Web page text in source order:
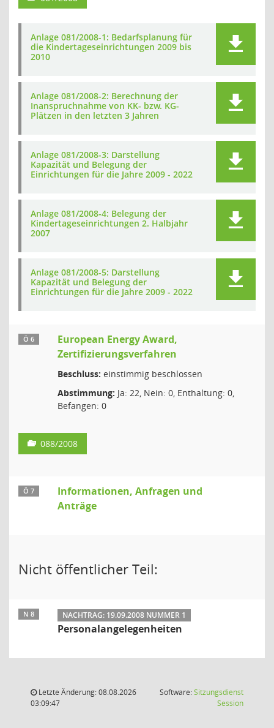
Anlage 081/2008-1: Bedarfsplanung für
die Kindertageseinrichtungen 2009 bis
2010
Anlage 081/2008-2: Berechnung der
Inanspruchnahme von KK- bzw. KG-
Plätzen in den letzten 3 Jahren
Anlage 081/2008-3: Darstellung
Kapazität und Belegung der
Einrichtungen für die Jahre 2009 - 2022
Anlage 081/2008-4: Belegung der
Kindertageseinrichtungen 2. Halbjahr
2007
Anlage 081/2008-5: Darstellung
Kapazität und Belegung der
Einrichtungen für die Jahre 2009 - 2022
Ö 6
European Energy Award,
Zertifizierungsverfahren
Beschluss: einstimmig beschlossen
Abstimmung: Ja: 22, Nein: 0, Enthaltung: 0,
Befangen: 0
088/2008
Ö 7
Informationen, Anfragen und
Anträge
Nicht öffentlicher Teil:
N 8 NACHTRAG: 19.09.2008 NUMMER 1
Personalangelegenheiten
Letzte Änderung: 08.08.2026
03:09:47
Software:Sitzungsdienst
Session(Wird in